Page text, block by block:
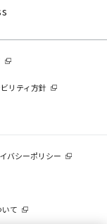
リティ方針
バシーポリシー
て